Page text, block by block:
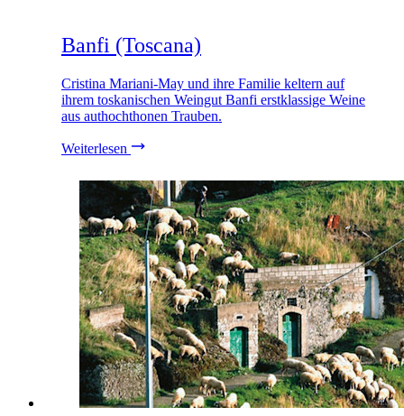
Banfi (Toscana)
Cristina Mariani-May und ihre Familie keltern auf
ihrem toskanischen Weingut Banfi erstklassige Weine
aus authochthonen Trauben.
Weiterlesen